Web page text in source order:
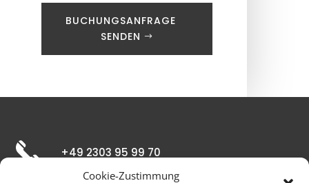
Cookie-Zustimmung
BUCHUNGSANFRAGE
SENDEN
+49 2303 95 99 70